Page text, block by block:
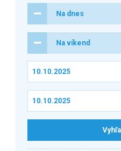
Na dnes
Na víkend